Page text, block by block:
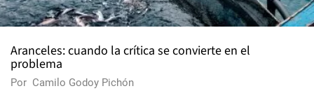
Aranceles: cuando la crítica se convierte en el
problema
Por Camilo Godoy Pichón